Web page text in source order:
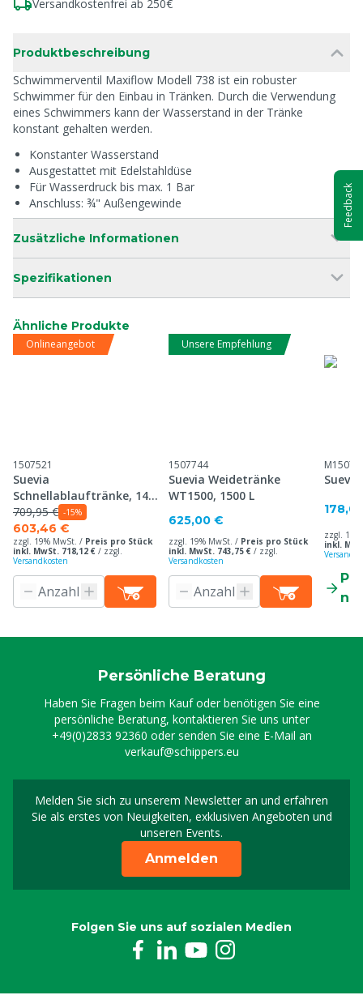
Versandkostenfrei ab 250€
Produktbeschreibung
Schwimmerventil Maxiflow Modell 738 ist ein robuster
Schwimmer für den Einbau in Tränken. Durch die Verwendung
eines Schwimmers kann der Wasserstand in der Tränke
konstant gehalten werden.
Konstanter Wasserstand
Ausgestattet mit Edelstahldüse
Für Wasserdruck bis max. 1 Bar
Anschluss: ¾" Außengewinde
Zusätzliche Informationen
Spezifikationen
Ähnliche Produkte
Onlineangebot
1507521
Suevia
Schnellablauftränke, 140
cm
709,95 € -15%
603,46 €
zzgl. 19% MwSt. / Preis pro Stück
inkl. MwSt. 718,12 € / zzgl.
Versandkosten
Unsere Empfehlung
1507744
Suevia Weidetränke
WT1500, 1500 L
625,00 €
zzgl. 19% MwSt. / Preis pro Stück
inkl. MwSt. 743,75 € / zzgl.
Versandkosten
zzgl.
inkl.
Persönliche Beratung
Haben Sie Fragen beim Kauf oder benötigen Sie eine
persönliche Beratung, kontaktieren Sie uns unter
+49(0)2833 92360 oder senden Sie eine E-Mail an
verkauf@schippers.eu
Melden Sie sich zu unserem Newsletter an und erfahren
Sie als erstes von Neuigkeiten, exklusiven Angeboten und
unseren Events.
Melden Sie sich für
Anmelden
Folgen Sie uns auf sozialen Medien
Feedback